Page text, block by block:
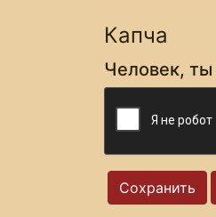
Капча
Человек, ты